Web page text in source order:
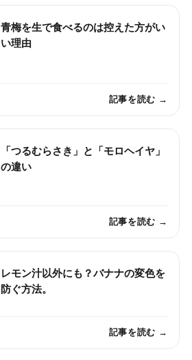
青梅を生で食べるのは控えた方がい
い理由
記事を読む →
「つるむらさき」と「モロヘイヤ」
の違い
記事を読む →
レモン汁以外にも？バナナの変色を
防ぐ方法。
記事を読む →